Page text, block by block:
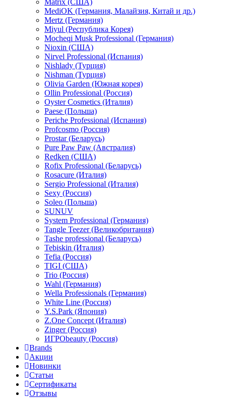
Matrix (США)
MediOK (Германия, Малайзия, Китай и др.)
Mertz (Германия)
Miyul (Республика Корея)
Mocheqi Musk Professional (Германия)
Nioxin (США)
Nirvel Professional (Испания)
Nishlady (Турция)
Nishman (Турция)
Olivia Garden (Южная корея)
Ollin Professional (Россия)
Oyster Cosmetics (Италия)
Paese (Польша)
Periche Professional (Испания)
Profcosmo (Россия)
Prostar (Беларусь)
Pure Paw Paw (Австралия)
Redken (США)
Rofix Professional (Беларусь)
Rosacure (Италия)
Sergio Professional (Италия)
Sexy (Россия)
Soleo (Польша)
SUNUV
System Professional (Германия)
Tangle Teezer (Великобритания)
Tashe professional (Беларусь)
Tebiskin (Италия)
Tefia (Россия)
TIGI (США)
Trio (Россия)
Wahl (Германия)
Wella Professionals (Германия)
White Line (Россия)
Y.S.Park (Япония)
Z.One Concept (Италия)
Zinger (Россия)
ИГРОbeauty (Россия)
Brands
Акции
Новинки
Статьи
Сертификаты
Отзывы